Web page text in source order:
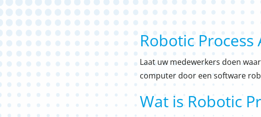
Robotic
Laat uw medewerkers doen
computer door een software
Wat is Robotic